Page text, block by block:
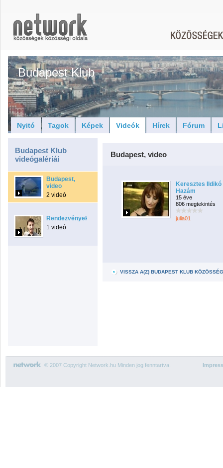
Budapest Klub
Nyitó Tagok Képek Videók Hírek Fórum
Budapest Klub
videógalériái
Budapest,
video
2 videó
Rendezvények
1 videó
Budapest, video
Keresztes Ildikó
Hazám
15 éve
806 megtekintés
julia01
VISSZA A(Z) BUDAPEST KLUB
© 2007 Copyright Network.hu Minden jog fenntartva.